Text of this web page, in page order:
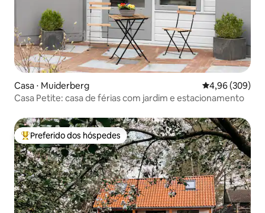
Casa ⋅ Muiderberg 4,96 de uma
4,96 (309)
Casa Petite: casa de férias com jardim e estacionamento
Entre os melhores preferidos dos hóspedes
Preferido dos hóspedes